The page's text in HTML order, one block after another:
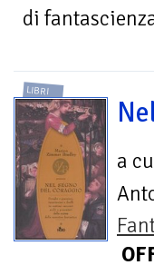
di
LIBRI
a